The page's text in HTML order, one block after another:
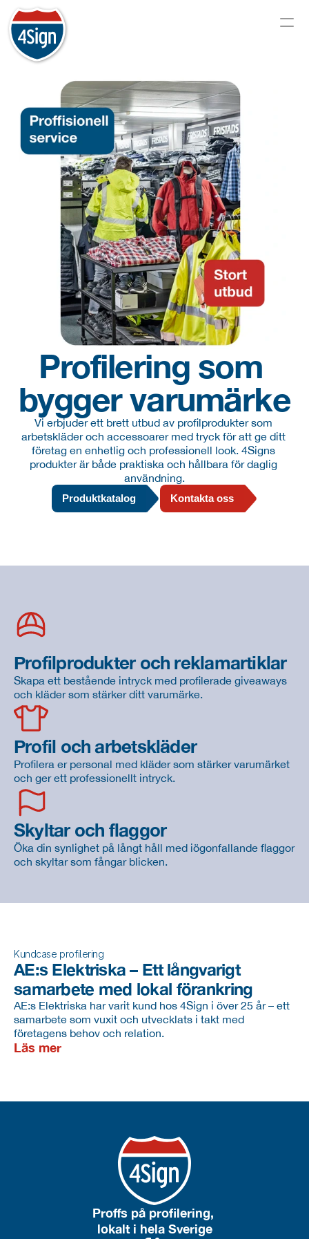
Profilering som
bygger varumärke
Vi erbjuder ett brett utbud av profilprodukter som
arbetskläder och accessoarer med tryck för att ge ditt
företag en enhetlig och professionell look. 4Signs
produkter är både praktiska och hållbara för daglig
användning.
Produktkatalog Kontakta oss
Profilprodukter och reklamartiklar
Skapa ett bestående intryck med profilerade giveaways
och kläder som stärker ditt varumärke.
Profil och arbetskläder
Profilera er personal med kläder som stärker varumärket
och ger ett professionellt intryck.
Skyltar och flaggor
Öka din synlighet på långt håll med iögonfallande flaggor
och skyltar som fångar blicken.
Kundcase profilering
AE:s Elektriska – Ett långvarigt
samarbete med lokal förankring
AE:s Elektriska har varit kund hos 4Sign i över 25 år – ett
samarbete som vuxit och utvecklats i takt med
företagens behov och relation.
Läs mer
Proffs på profilering,
lokalt i hela Sverige